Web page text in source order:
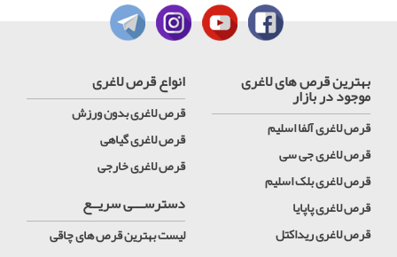
بهترین قرص های لاغری
موجود در بازار
قرص لاغری آلفا اسلیم
قرص لاغری جی سی
قرص لاغری بلک اسلیم
قرص لاغری پاپایا
قرص لاغری ریداکتل
انواع قرص لاغری
قرص لاغری بدون ورزش
قرص لاغری گیاهی
قرص لاغری خارجی
دسترســـی سریــع
لیست بهترین قرص های چاقی